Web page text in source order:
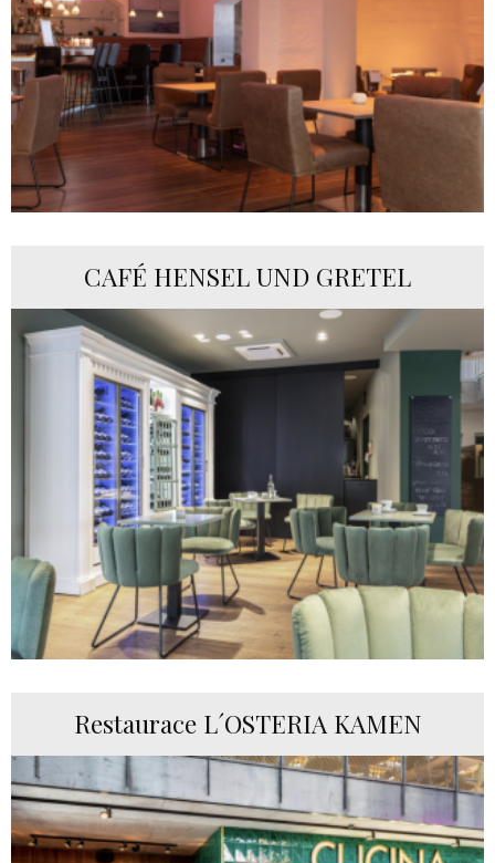
CAFÉ HENSEL UND GRETEL
Restaurace L´OSTERIA KAMEN